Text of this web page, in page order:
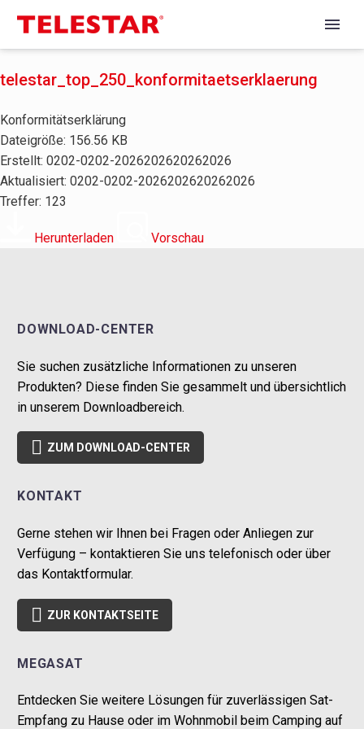
telestar_top_250_konformitaetserklaerung
Konformitätserklärung
Dateigröße: 156.56 KB
Erstellt: 0202-0202-2026202620262026
Aktualisiert: 0202-0202-2026202620262026
Treffer: 123
Herunterladen Vorschau
DOWNLOAD-CENTER
Sie suchen zusätzliche Informationen zu unseren
Produkten? Diese finden Sie gesammelt und übersichtlich
in unserem Downloadbereich.
 ZUM DOWNLOAD-CENTER
KONTAKT
Gerne stehen wir Ihnen bei Fragen oder Anliegen zur
Verfügung – kontaktieren Sie uns telefonisch oder über
das Kontaktformular.
 ZUR KONTAKTSEITE
MEGASAT
Entdecken Sie weitere Lösungen für zuverlässigen Sat-
Empfang zu Hause oder im Wohnmobil beim Camping auf